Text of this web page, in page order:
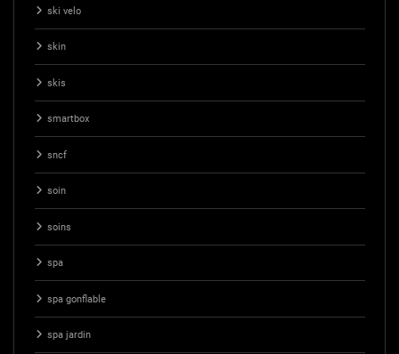
ski velo
skin
skis
smartbox
sncf
soin
soins
spa
spa gonflable
spa jardin